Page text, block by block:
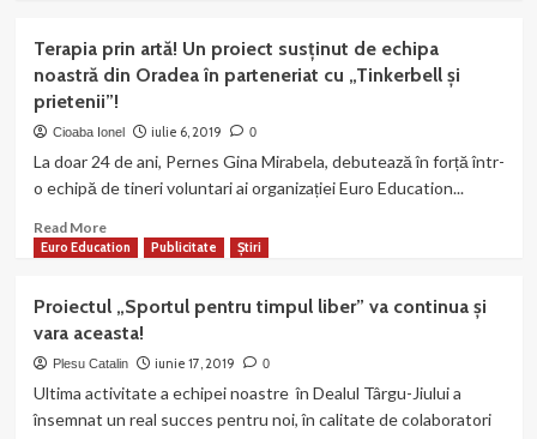
Arefu,
județul
Europe
Sports
va
organiza
nou
program
pentru
copii
Târgu-
Jiu!
Terapia prin artă! Un proiect susținut de echipa
noastră din Oradea în parteneriat cu „Tinkerbell și
prietenii”!
Cioaba Ionel iulie 6, 2019 0
La doar 24 de ani, Pernes Gina Mirabela, debutează în forță într-
o echipă de tineri voluntari ai organizației Euro Education...
Read MoreRead
more
prin
artă!
Un
proiect
de
Euro Education Publicitate Știri
Proiectul „Sportul pentru timpul liber” va continua și
vara aceasta!
Plesu Catalin iunie 17, 2019 0
Ultima activitate a echipei noastre în Dealul Târgu-Jiului a
însemnat un real succes pentru noi, în calitate de colaboratori